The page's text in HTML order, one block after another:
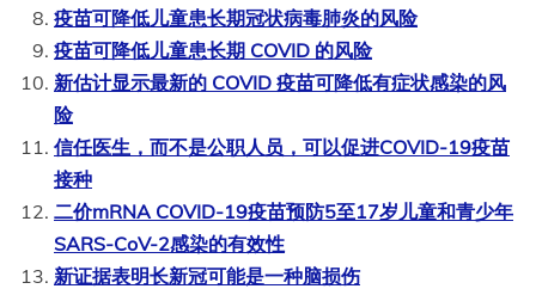
疫苗可降低儿童患长期冠状病毒肺炎的风险
疫苗可降低儿童患长期 COVID 的风险
新估计显示最新的 COVID 疫苗可降低有症状感染的风
险
信任医生，而不是公职人员，可以促进COVID-19疫苗
接种
二价mRNA COVID-19疫苗预防5至17岁儿童和青少年
SARS-CoV-2感染的有效性
新证据表明长新冠可能是一种脑损伤